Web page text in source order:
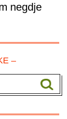
negdje
–